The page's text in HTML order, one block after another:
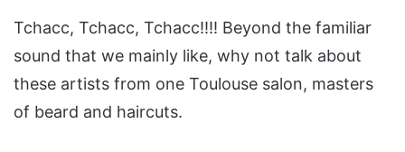
Tchacc, Tchacc, Tchacc!!!! Beyond the familiar
sound that we mainly like, why not talk about
these artists from one Toulouse salon, masters
of beard and haircuts.